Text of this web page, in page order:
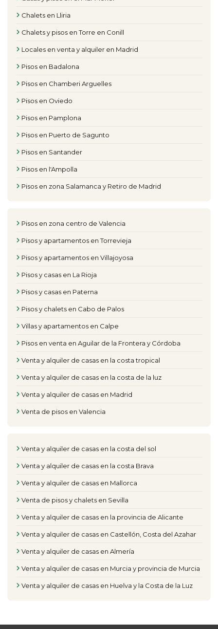
Chalets en Lliria
Chalets y pisos en Torre en Conill
Locales en venta y alquiler en Madrid
Pisos en Badalona
Pisos en Chamberi Arguelles
Pisos en Oviedo
Pisos en Pamplona
Pisos en Puerto de Sagunto
Pisos en Santander
Pisos en l'Ampolla
Pisos en zona Salamanca y Retiro de Madrid
Pisos en zona centro de Valencia
Pisos y apartamentos en Torrevieja
Pisos y apartamentos en Villajoyosa
Pisos y casas en La Rioja
Pisos y casas en Paterna
Pisos y chalets en Cabo de Palos
Villas y apartamentos en Calpe
Pisos en venta en Aguilar de la Frontera y Córdoba
Venta y alquiler de casas en la costa tropical
Venta y alquiler de casas en la costa de la luz
Venta y alquiler de casas en Madrid
Venta de pisos en Valencia
Venta y alquiler de casas en la costa del sol
Venta y alquiler de casas en la costa Brava
Venta y alquiler de casas en Mallorca
Venta de pisos y chalets en Sevilla
Venta y alquiler de casas en la provincia de Alicante
Venta y alquiler de casas en Castellón, Costa del Azahar
Venta y alquiler de casas en Almería
Venta y alquiler de casas en Murcia y provincia de Murcia
Venta y alquiler de casas en Huelva y la Costa de la Luz